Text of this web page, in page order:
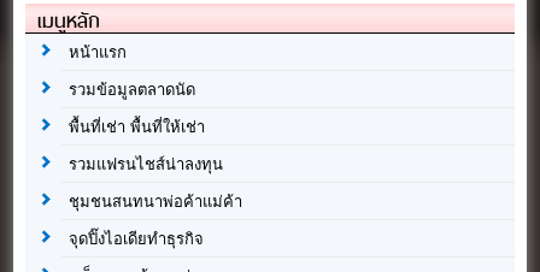
เมนูหลัก
หน้าแรก
รวมข้อมูลตลาดนัด
พื้นที่เช่า พื้นที่ให้เช่า
รวมแฟรนไชส์น่าลงทุน
ชุมชนสนทนาพ่อค้าแม่ค้า
จุดปิ๊งไอเดียทำธุรกิจ